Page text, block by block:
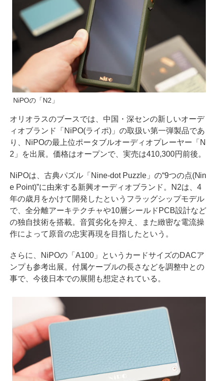
NiPOの「N2」
オリオラスのブースでは、中国・深センの新しいオーデ
ィオブランド「NiPO(ライポ)」の取扱い第一弾製品であ
り、NiPOの最上位ポータブルオーディオプレーヤー「N
2」を出展。価格はオープンで、実売は410,300円前後。
NiPOは、古典パズル「Nine-dot Puzzle」の“9つの点(Nin
e Point)”に由来する新興オーディオブランド。N2は、4
年の歳月をかけて開発したというフラッグシップモデル
で、全分離アーキテクチャや10層シールドPCB設計など
の独自技術を搭載。音質劣化を抑え、また緻密な電流操
作によって原音の忠実再現を目指したという。
さらに、NiPOの「A100」というカードサイズのDACア
ンプも参考出展。付属ケーブルの長さなどを調整中との
事で、今後日本での展開も想定されている。